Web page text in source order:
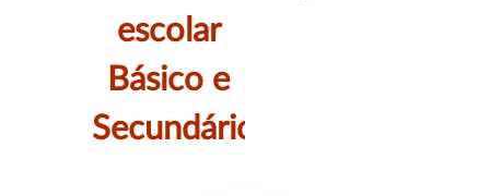
escolar
Básico e
Secundário